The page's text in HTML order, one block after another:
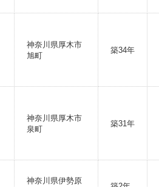
神奈川県厚木市
旭町
築34年
神奈川県厚木市
泉町
築31年
神奈川県伊勢原